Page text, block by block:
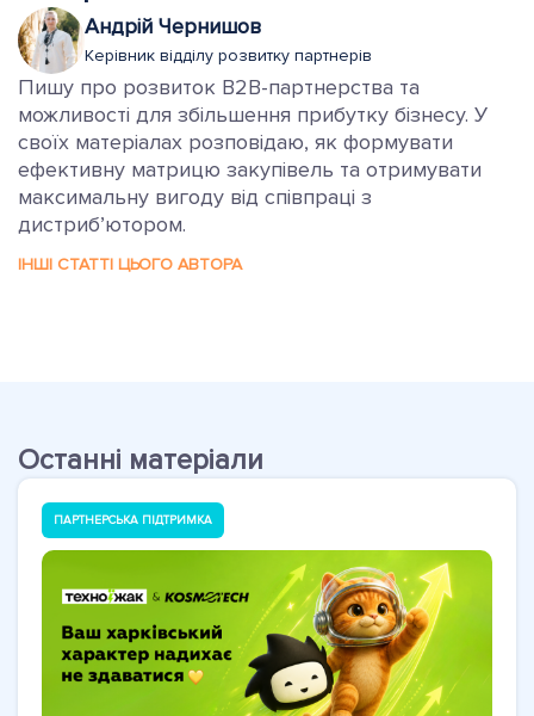
Андрій Чернишов
Керівник відділу розвитку партнерів
Пишу про розвиток B2B-партнерства та
можливості для збільшення прибутку бізнесу. У
своїх матеріалах розповідаю, як формувати
ефективну матрицю закупівель та отримувати
максимальну вигоду від співпраці з
дистриб’ютором.
ІНШІ СТАТТІ ЦЬОГО АВТОРА
Останні матеріали
ПАРТНЕРСЬКА ПІДТРИМКА